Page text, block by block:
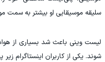
سلیقه موسیقایی او بیشتر به سمت
لیست وینی باعث شد بسیاری از
شوند. یکی از کاربران